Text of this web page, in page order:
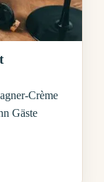
Crème
Gäste